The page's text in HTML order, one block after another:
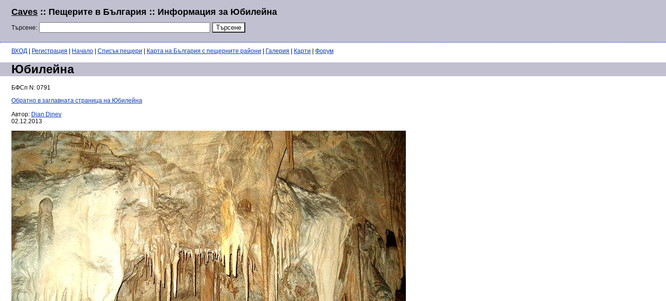
Caves :: Пещерите в България :: Информация за Юбилейна
Търсене:
ВХОД Регистрация Начало Списък пещери Карта на България с пещерните райони Галерия Карти Форум
Юбилейна
БФСп N: 0791
Обратно в заглавната страница на Юбилейна
Автор: Dian Dinev
02.12.2013